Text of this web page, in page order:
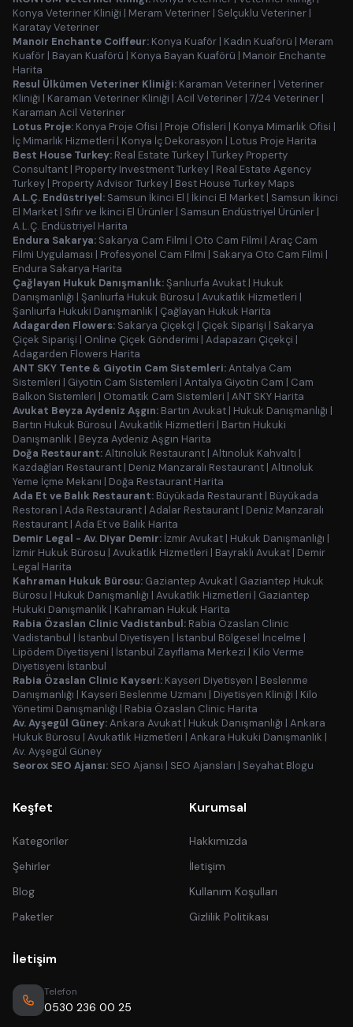
Konya Veteriner Kliniği | Meram Veteriner | Selçuklu Veteriner |
Karatay Veteriner
Manoir Enchante Coiffeur: Konya Kuaför | Kadın Kuaförü | Meram
Kuaför | Bayan Kuaförü | Konya Bayan Kuaförü | Manoir Enchante
Harita
Resul Ülkümen Veteriner Kliniği: Karaman Veteriner | Veteriner
Kliniği | Karaman Veteriner Kliniği | Acil Veteriner | 7/24 Veteriner |
Karaman Acil Veteriner
Lotus Proje: Konya Proje Ofisi | Proje Ofisleri | Konya Mimarlık Ofisi |
İç Mimarlık Hizmetleri | Konya İç Dekorasyon | Lotus Proje Harita
Best House Turkey: Real Estate Turkey | Turkey Property
Consultant | Property Investment Turkey | Real Estate Agency
Turkey | Property Advisor Turkey | Best House Turkey Maps
A.L.Ç. Endüstriyel: Samsun İkinci El | İkinci El Market | Samsun İkinci
El Market | Sıfır ve İkinci El Ürünler | Samsun Endüstriyel Ürünler |
A.L.Ç. Endüstriyel Harita
Endura Sakarya: Sakarya Cam Filmi | Oto Cam Filmi | Araç Cam
Filmi Uygulaması | Profesyonel Cam Filmi | Sakarya Oto Cam Filmi |
Endura Sakarya Harita
Çağlayan Hukuk Danışmanlık:Şanlıurfa Avukat | Hukuk
Danışmanlığı | Şanlıurfa Hukuk Bürosu | Avukatlık Hizmetleri |
Şanlıurfa Hukuki Danışmanlık | Çağlayan Hukuk Harita
Adagarden Flowers: Sakarya Çiçekçi | Çiçek Siparişi | Sakarya
Çiçek Siparişi | Online Çiçek Gönderimi | Adapazarı Çiçekçi |
Adagarden Flowers Harita
ANT SKY Tente & Giyotin Cam Sistemleri:Antalya Cam
Sistemleri | Giyotin Cam Sistemleri | Antalya Giyotin Cam | Cam
Balkon Sistemleri | Otomatik Cam Sistemleri | ANT SKY Harita
Avukat Beyza Aydeniz Aşgın: Bartın Avukat | Hukuk Danışmanlığı |
Bartın Hukuk Bürosu | Avukatlık Hizmetleri | Bartın Hukuki
Danışmanlık | Beyza Aydeniz Aşgın Harita
Doğa Restaurant:Altınoluk Restaurant | Altınoluk Kahvaltı |
Kazdağları Restaurant | Deniz Manzaralı Restaurant | Altınoluk
Yeme İçme Mekanı | Doğa Restaurant Harita
Ada Et ve Balık Restaurant: Büyükada Restaurant | Büyükada
Restoran | Ada Restaurant | Adalar Restaurant | Deniz Manzaralı
Restaurant | Ada Et ve Balık Harita
Demir Legal - Av. Diyar Demir: İzmir Avukat | Hukuk Danışmanlığı |
İzmir Hukuk Bürosu | Avukatlık Hizmetleri | Bayraklı Avukat | Demir
Legal Harita
Kahraman Hukuk Bürosu: Gaziantep Avukat | Gaziantep Hukuk
Bürosu | Hukuk Danışmanlığı | Avukatlık Hizmetleri | Gaziantep
Hukuki Danışmanlık | Kahraman Hukuk Harita
Rabia Özaslan Clinic Vadistanbul: Rabia Özaslan Clinic
Vadistanbul | İstanbul Diyetisyen | İstanbul Bölgesel İncelme |
Lipödem Diyetisyeni | İstanbul Zayıflama Merkezi | Kilo Verme
Diyetisyeni İstanbul
Rabia Özaslan Clinic Kayseri: Kayseri Diyetisyen | Beslenme
Danışmanlığı | Kayseri Beslenme Uzmanı | Diyetisyen Kliniği | Kilo
Yönetimi Danışmanlığı | Rabia Özaslan Clinic Harita
Av. Ayşegül Güney:Ankara Avukat | Hukuk Danışmanlığı | Ankara
Hukuk Bürosu | Avukatlık Hizmetleri | Ankara Hukuki Danışmanlık |
Av. Ayşegül Güney
Seorox SEO Ajansı: SEO Ajansı | SEO Ajansları | Seyahat Blogu
Keşfet
Kategoriler
Şehirler
Blog
Paketler
Kurumsal
Hakkımızda
İletişim
Kullanım Koşulları
Gizlilik Politikası
İletişim
Telefon
0530 236 00 25